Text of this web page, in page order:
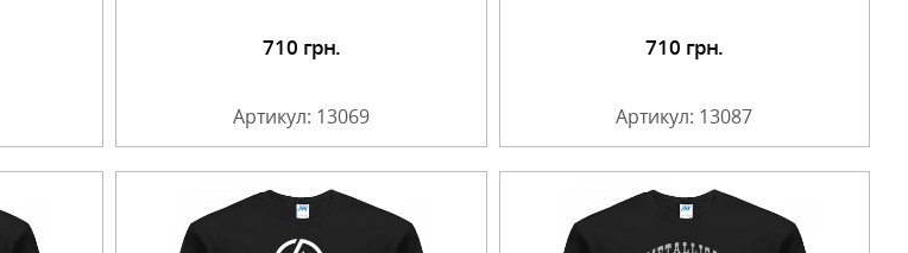
710 грн.
Артикул: 13069
Подробнее 710 грн.
Артикул: 13087